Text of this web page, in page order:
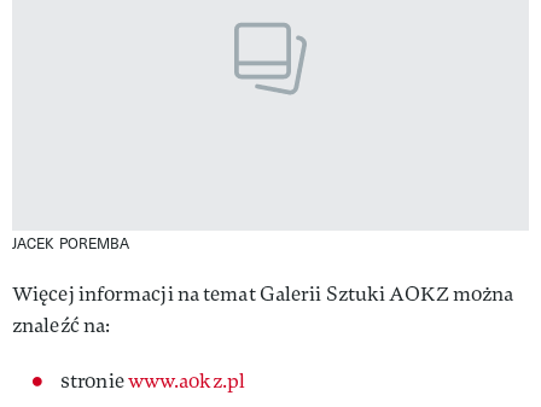
JACEK POREMBA
Więcej informacji na temat Galerii Sztuki AOKZ można
znaleźć na:
stroniewww.aokz.pl